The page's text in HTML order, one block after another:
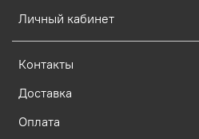
Личный кабинет
Контакты
Доставка
Оплата